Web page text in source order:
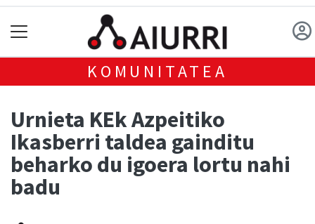
KOMUNITATEA
Urnieta KEk Azpeitiko
Ikasberri taldea gainditu
beharko du igoera lortu nahi
badu